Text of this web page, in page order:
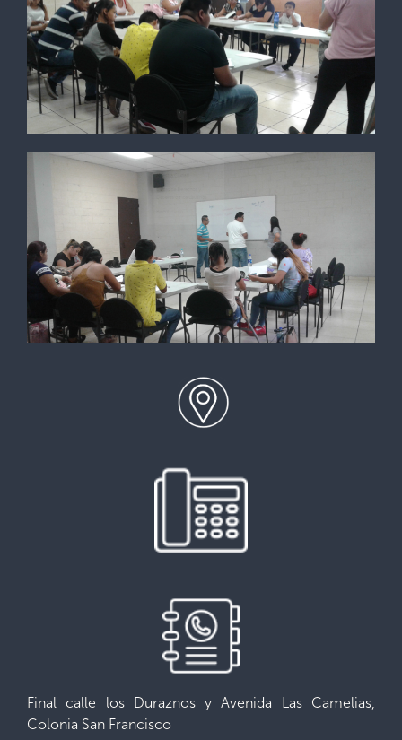
Final calle los Duraznos y Avenida Las Camelias,
Colonia San Francisco